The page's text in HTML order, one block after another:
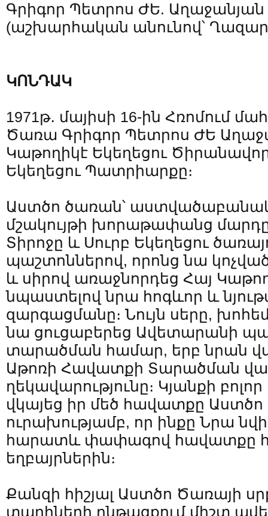
Գրիգոր Պետրոս ԺԵ. Աղաջանյան
(աշխարհական անունով՝
ԿՈՆԴԱԿ
1971թ․ մայիսի 16-ին Հռոմում
Ծառա Գրիգոր Պետրոս ԺԵ
Կաթողիկէ Եկեղեցու
Եկեղեցու Պատրիարքը։
Աստծո ծառան՝
մշակույթի խորաթափանց
Տիրոջը և Սուրբ Եկեղեցու
պաշտոններով, որոնց նա
և սիրով առաջնորդեց Հայ
նպաստելով նրա հոգևոր և
զարգացմանը։ Նույն սերը,
նա ցուցաբերեց Ավետարանի
տարածման համար, երբ նրան
Աթոռի Հավատքի Տարածման
ղեկավարությունը։ Կյանքի
վկայեց իր մեծ հավատքը Աստծո
ուրախությամբ, որ ինքը Նրա
հարատև փափագով հավատքը
եղբայրներին։
Քանզի հիշյալ Աստծո Ծառայի
տարիների ընթացքում միշտ